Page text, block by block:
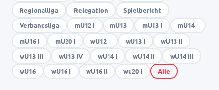
Regionalliga
Relegation
Spielbericht
Verbandsliga
mU12 I mU13 mU13 I
mU14 I
mU16 I
mU20 I wU12 I wU13 I
wU13 II
wU13 III
wU13 IV wU14 I wU14 II
wU14 III
wU16
wU16 I wU16 II wu20 I Alle